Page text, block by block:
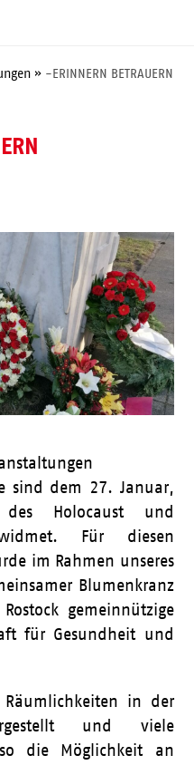
» -ERINNERN BETRAUERN
sind dem 27. Januar,
Holocaust und
Für diesen
im Rahmen unseres
Blumenkranz
gemeinnützige
für Gesundheit und
in der
und viele
die Möglichkeit an